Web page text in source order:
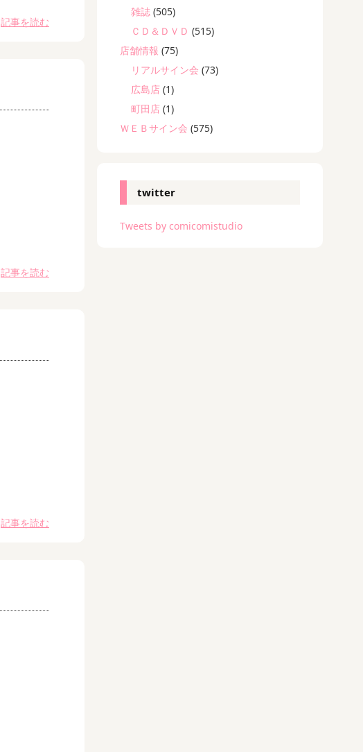
記事を読む
記事を読む
記事を読む
雑誌 (505)
ＣＤ＆ＤＶＤ (515)
店舗情報 (75)
リアルサイン会 (73)
広島店 (1)
町田店 (1)
ＷＥＢサイン会 (575)
twitter
Tweets by comicomistudio